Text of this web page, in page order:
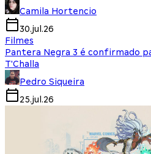
Camila Hortencio
30.jul.26
Filmes
Pantera Negra 3 é confirmado
T'Challa
Pedro Siqueira
25.jul.26